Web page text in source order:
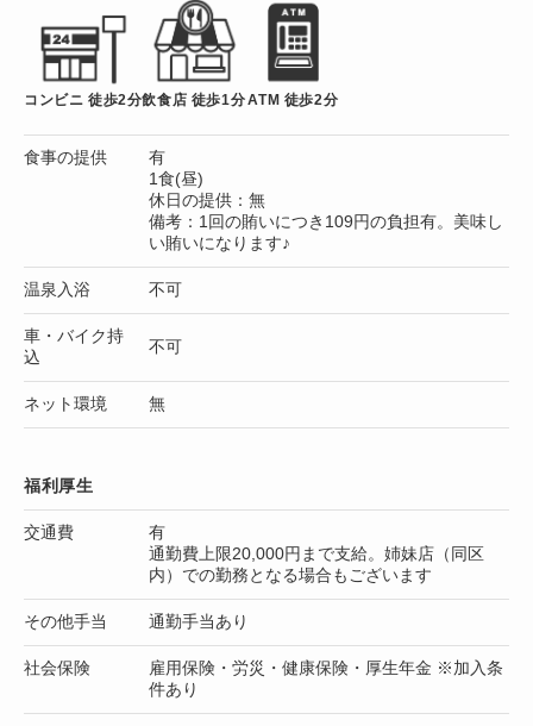
コンビニ 徒歩2分飲食店 徒歩1分ATM 徒歩2分
食事の提供
有
1食(昼)
休日の提供：無
備考：1回の賄いにつき109円の負担有。美味し
い賄いになります♪
温泉入浴 不可
車・バイク持
込
不可
ネット環境 無
福利厚生
交通費
有
通勤費上限20,000円まで支給。姉妹店（同区
内）での勤務となる場合もございます
その他手当 通勤手当あり
社会保険
雇用保険・労災・健康保険・厚生年金 ※加入条
件あり